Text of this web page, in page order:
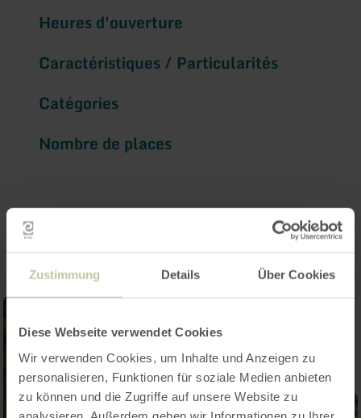
Zustimmung Details Über Cookies
Diese Webseite verwendet Cookies
Wir verwenden Cookies, um Inhalte und Anzeigen zu
personalisieren, Funktionen für soziale Medien anbieten
zu können und die Zugriffe auf unsere Website zu
Heures d'ouverture
Caractéristiques / Particularités
Catégories
Nombre de places
Impressions